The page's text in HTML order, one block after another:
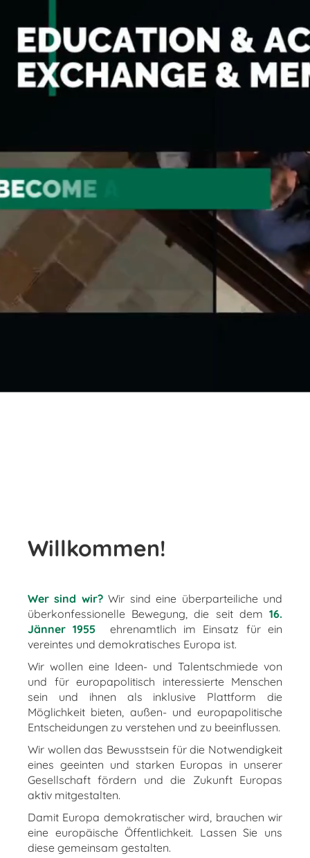
Willkommen!
Wer sind wir?Wir sind eine überparteiliche und
überkonfessionelle Bewegung, die seit dem 16.
Jänner 1955 ehrenamtlich im Einsatz für ein
vereintes und demokratisches Europa ist.
Wir wollen eine Ideen- und Talentschmiede von
und für europapolitisch interessierte Menschen
sein und ihnen als inklusive Plattform die
Möglichkeit bieten, außen- und europapolitische
Entscheidungen zu verstehen und zu beeinflussen.
Wir wollen das Bewusstsein für die Notwendigkeit
eines geeinten und starken Europas in unserer
Gesellschaft fördern und die Zukunft Europas
aktiv mitgestalten.
Damit Europa demokratischer wird, brauchen wir
eine europäische Öffentlichkeit. Lassen Sie uns
diese gemeinsam gestalten.